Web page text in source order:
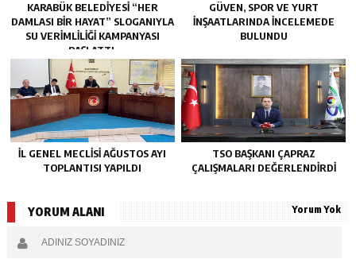
KARABÜK BELEDİYESİ “HER
DAMLASI BİR HAYAT” SLOGANIYLA
SU VERİMLİLİĞİ KAMPANYASI
BAŞLATTI.
GÜVEN, SPOR VE YURT
İNŞAATLARINDA İNCELEMEDE
BULUNDU
İL GENEL MECLİSİ AĞUSTOS AYI
TOPLANTISI YAPILDI
TSO BAŞKANI ÇAPRAZ
ÇALIŞMALARI DEĞERLENDİRDİ
YORUM ALANI Yorum Yok